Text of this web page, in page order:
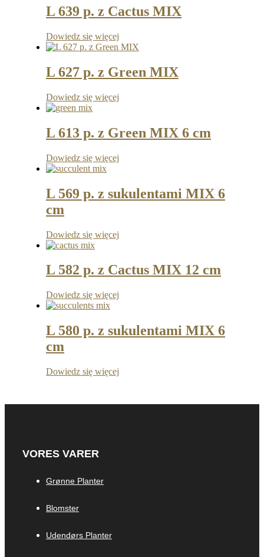
L 639 p. z Cactus MIX
Dowiedz się więcej
L 627 p. z Green MIX
Dowiedz się więcej
L 613 p. z Green MIX 6 cm
Dowiedz się więcej
L 569 p. z sukulentami MIX 6
cm
Dowiedz się więcej
L 582 p. z Cactus MIX 12 cm
Dowiedz się więcej
L 580 p. z sukulentami MIX 6
cm
Dowiedz się więcej
VORES VARER
Grønne Planter
Blomster
Udendørs Planter